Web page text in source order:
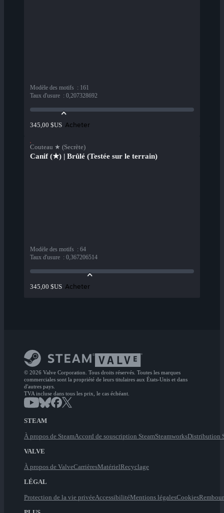
Modèle des motifs : 161
Taux d'usure : 0,207328692
345,00 $US Acheter
Couteau ★ (Secrète)
Canif (★) | Brûlé (Testée sur le terrain)
Modèle des motifs : 64
Taux d'usure : 0,367206514
345,00 $US Acheter
© 2026 Valve Corporation. Tous droits réservés. Toutes les marques
commerciales sont la propriété de leurs titulaires aux États-Unis et dans
d'autres pays.
TVA incluse dans tous les prix, le cas échéant.
STEAM
À propos de SteamAccord de souscription SteamSteamworksDistribution
VALVE
À propos de ValveCarrièresMatérielRecyclage
LÉGAL
Protection de la vie privéeAccessibilitéMentions légalesCookies